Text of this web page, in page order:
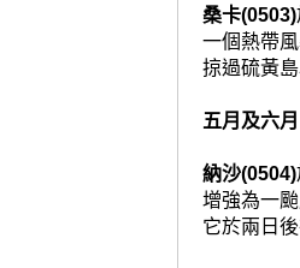
桑卡(0503)
一個熱帶
掠過硫黃
五月及六月
納沙(0504)
增強為一
它於兩日